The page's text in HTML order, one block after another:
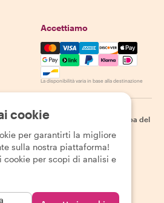
Accettiamo
Mastercard, Visa, Amex,
La disponibilità varia in base alla destinazione
sulla privacy
Mappa del
cookie
per garantirti la migliore
sulla nostra piattaforma!
cookie per scopi di analisi e